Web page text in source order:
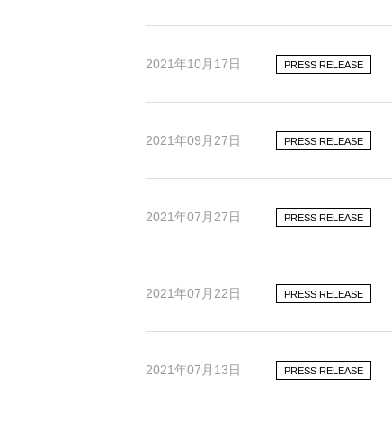
2021年10月17日 PRESS RELEASE
2021年09月27日 PRESS RELEASE
2021年07月27日 PRESS RELEASE
2021年07月22日 PRESS RELEASE
2021年07月13日 PRESS RELEASE